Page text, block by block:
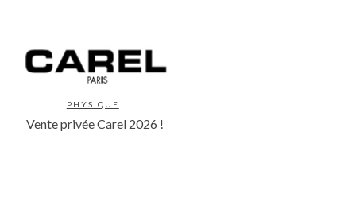
PHYSIQUE
Vente privée Carel 2026 !